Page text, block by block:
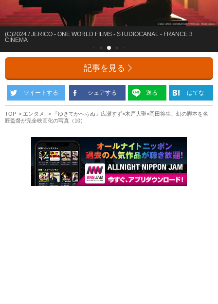
(C)2024 / JERICO - ONE WORLD FILMS - STUDIOCANAL - FRANCE 3
CINEMA
記事を見る
ツイートする シェアする 送る はてな
TOP エンタメ
『ゆきてかへらぬ』広瀬すず×木戸大聖×岡田将生、幻の脚本を名
匠監督が完全映画化の写真（10）